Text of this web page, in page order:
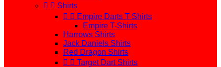
  Shirts
  Empire Darts T-Shirts
Empire T-Shirts
Harrows Shirts
Jack Daniels Shirts
Red Dragon Shirts
  Target Dart Shirts